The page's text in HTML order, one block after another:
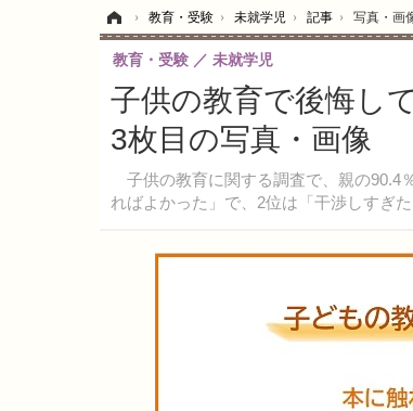
› 教育・受験 › 未就学児 › 記事 › 写真・画
子供の教育で後悔し
3枚目の写真・画像
子供の教育に関する調査で、親の90.4
ればよかった」で、2位は「干渉しすぎ
教育・受験 未就学児